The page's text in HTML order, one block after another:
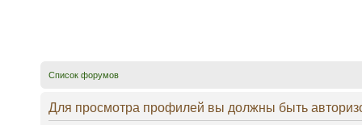
Список форумов
Для просмотра профилей вы должны быть